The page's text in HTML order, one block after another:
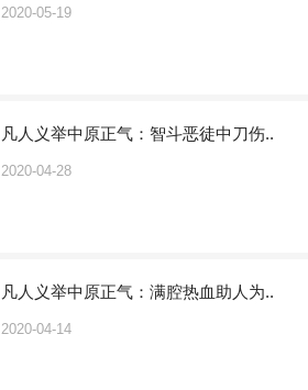
2020-05-19
凡人义举中原正气：智斗恶徒中刀伤..
2020-04-28
凡人义举中原正气：满腔热血助人为..
2020-04-14